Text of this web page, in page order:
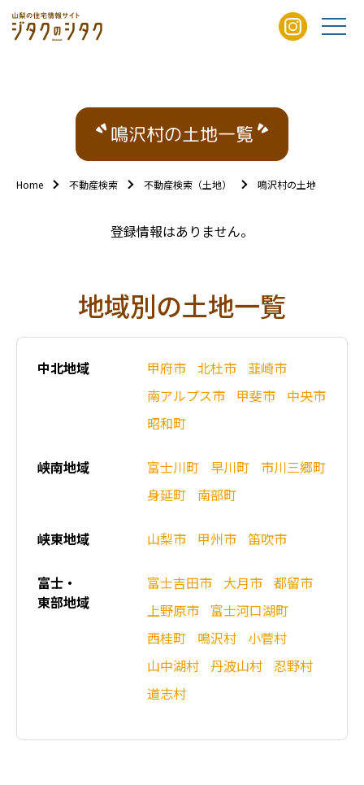
鳴沢村の土地一覧
Home 不動産検索 不動産検索（土地） 鳴沢村の土地一覧
登録情報はありません。
地域別の土地一覧
中北地域 甲府市 北杜市 韮崎市
南アルプス市
甲斐市
中央市
昭和町
峡南地域 富士川町 早川町
市川三郷町
身延町
南部町
峡東地域 山梨市 甲州市 笛吹市
富士・
東部地域
富士吉田市 大月市 都留市
上野原市
富士河口湖町
西桂町
鳴沢村
小菅村
山中湖村
丹波山村 忍野村
道志村